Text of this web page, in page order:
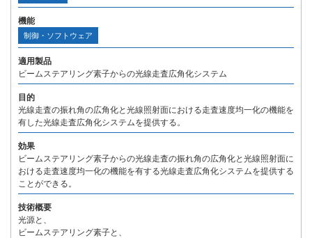
機能
制御・ソフトウェア
適用製品
ビームステアリング素子からの光線走査広角化システム
目的
光線走査の振れ角の広角化と光線照射面における走査速度均一化の機能を
有した光線走査広角化システムを提供する。
効果
ビームステアリング素子からの光線走査の振れ角の広角化と光線照射面に
おける走査速度均一化の機能を有する光線走査広角化システムを提供する
ことができる。
技術概要
光源と、
ビームステアリング素子と、